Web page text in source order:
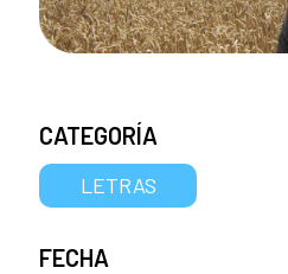
CATEGORÍA
LETRAS
FECHA